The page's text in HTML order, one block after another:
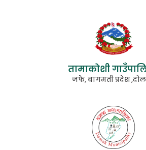
तामाकोशी
जफे, बागमती प्रदेश